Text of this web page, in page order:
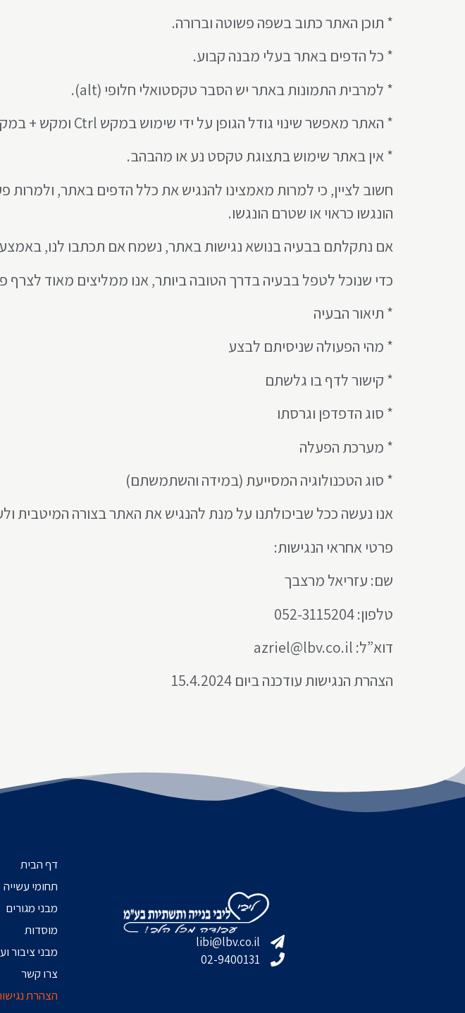
* תוכן האתר כתוב בשפה פשוטה וברורה.
* כל הדפים באתר בעלי מבנה קבוע.
* למרבית התמונות באתר יש הסבר טקסטואלי חלופי (alt).
* האתר מאפשר שינוי גודל הגופן על ידי שימוש במקש Ctrl ומקש + במקלדת
* אין באתר שימוש בתצוגת טקסט נע או מהבהב.
חשוב לציין, כי למרות מאמצינו להנגיש את כלל הדפים באתר, ולמרות
הונגשו כראוי או שטרם הונגשו.
אם נתקלתם בבעיה בנושא נגישות באתר, נשמח אם תכתבו לנו,
כדי שנוכל לטפל בבעיה בדרך הטובה ביותר, אנו ממליצים מאוד לצרף
* תיאור הבעיה
* מהי הפעולה שניסיתם לבצע
* קישור לדף בו גלשתם
* סוג הדפדפן וגרסתו
* מערכת הפעלה
* סוג הטכנולוגיה המסייעת (במידה והשתמשתם)
אנו נעשה ככל שביכולתנו על מנת להנגיש את האתר בצורה המיטבית
פרטי אחראי הנגישות:
שם: עזריאל מרצבך
טלפון: 052-3115204
דוא”ל: azriel@lbv.co.il
הצהרת הנגישות עודכנה ביום 15.4.2024
libi@lbv.co.il
02-9400131
דף הבית
תחומי עשייה
מבני מגורים
מוסדות
מבני ציבור
צרו קשר
הצהרת